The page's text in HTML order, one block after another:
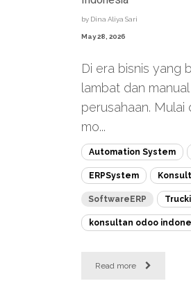
by Dina Aliya Sari
May 28, 2026
Di era bisnis yang
lambat dan
perusahaan. Mulai
mo...
Automation System
ERPSystem
SoftwareERP
konsultan odoo
Read more